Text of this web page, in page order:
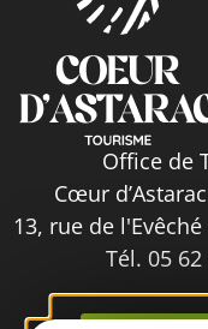
Office de
Cœur
13, rue de l'Evêché
Tél. 05